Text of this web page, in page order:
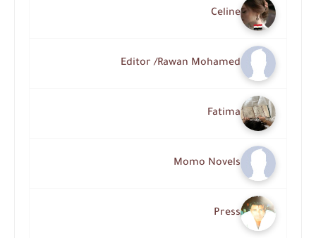
Celine
Editor /Rawan Mohamed
Fatima
Momo Novels
Press